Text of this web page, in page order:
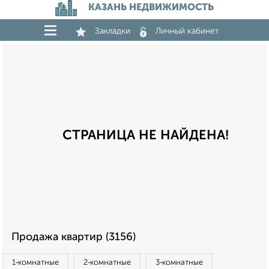
КАЗАНЬ НЕДВИЖИМОСТЬ
Закладки Личный кабинет
СТРАНИЦА НЕ НАЙДЕНА!
Продажа квартир (3156)
1‑комнатные 2‑комнатные 3‑комнатные